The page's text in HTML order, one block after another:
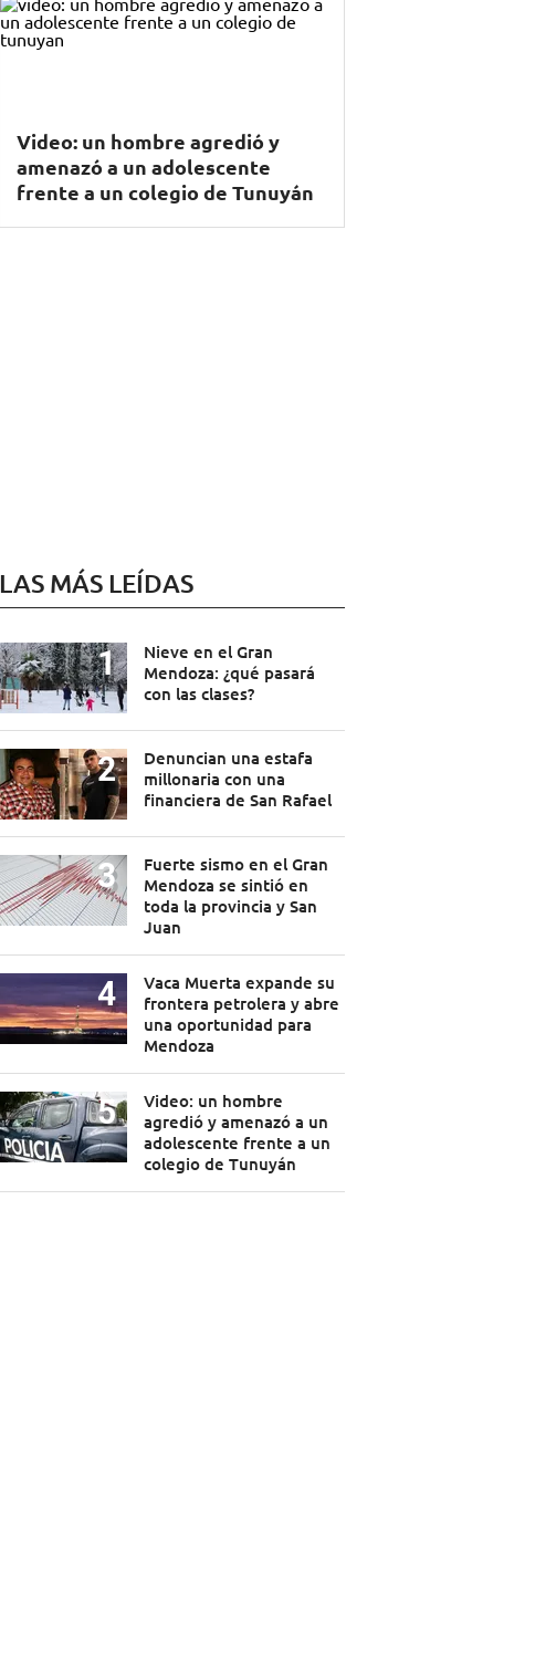
Video: un hombre agredió y
amenazó a un adolescente
frente a un colegio de Tunuyán
LAS MÁS LEÍDAS
Nieve en el Gran
Mendoza: ¿qué pasará
con las clases?
Denuncian una estafa
millonaria con una
financiera de San Rafael
Fuerte sismo en el Gran
Mendoza se sintió en
toda la provincia y San
Juan
Vaca Muerta expande su
frontera petrolera y abre
una oportunidad para
Mendoza
Video: un hombre
agredió y amenazó a un
adolescente frente a un
colegio de Tunuyán